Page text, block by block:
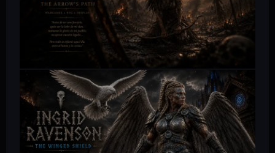
WILD WEST GIRLS
AIYANA HASEYA
5 escenas · Historia ilustrada · Storyboard
VER PERSONAJE →